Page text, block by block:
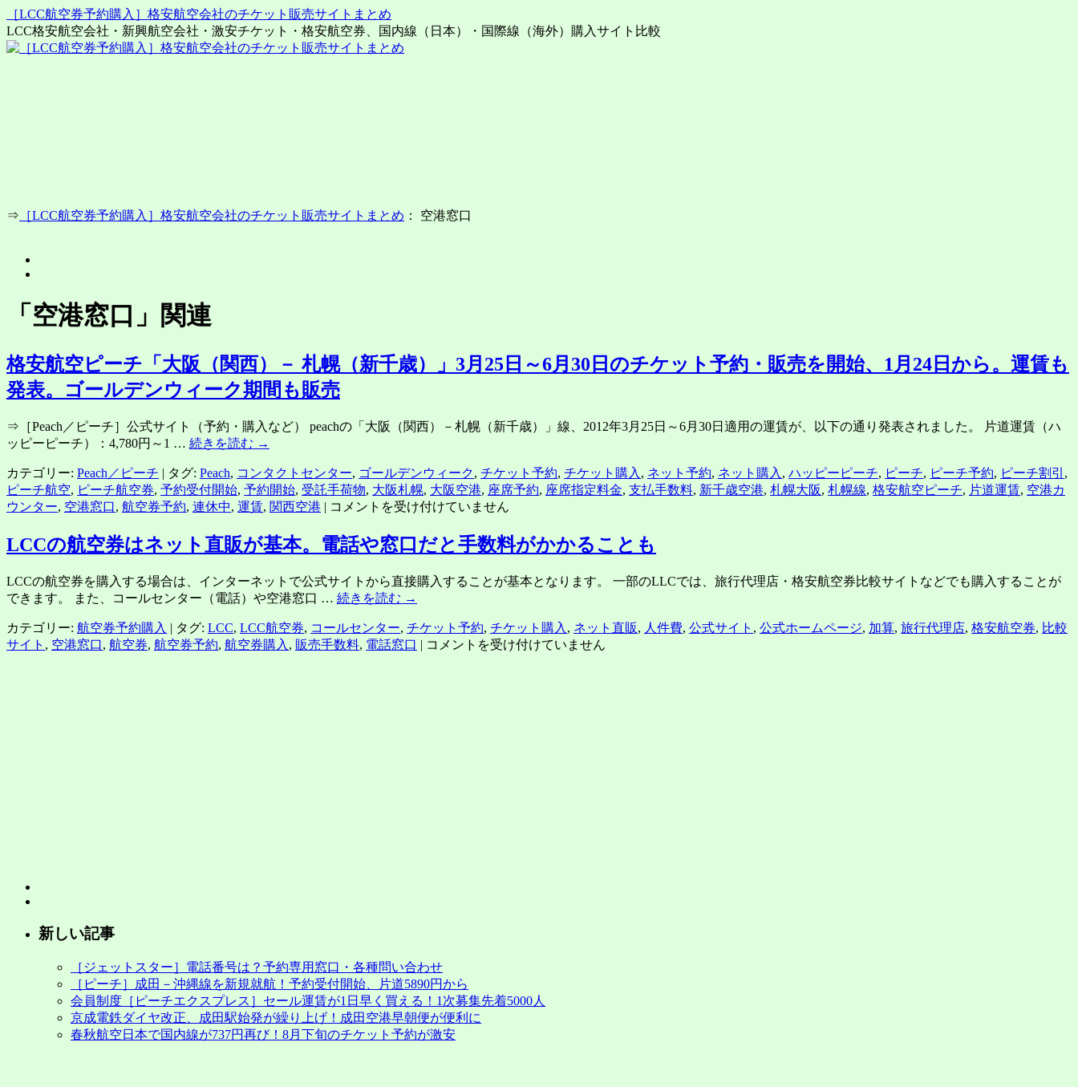
［LCC航空券予約購入］格安航空会社のチケット販売サイトまとめ
LCC格安航空会社・新興航空会社・激安チケット・格安航空券、国内線（日本）・国際線（海外）購入サイト比較
プ
⇒ ［LCC航空券予約購入］格安航空会社のチケット販売サイトまとめ ： 空港窓口
「 空港窓口 」関連
格安航空ピーチ「大阪（関西）－ 札幌（新千歳）」3月25日～6月30日のチケット予約・販売を開始、1月24日から。運賃も
発表。ゴールデンウィーク期間も販売
⇒［Peach／ピーチ］公式サイト（予約・購入など） peachの「大阪（関西）－札幌（新千歳）」線、2012年3月25日～6月30日適用の運賃が、以下の通り発表されました。 片道運賃（ハ
ッピーピーチ）：4,780円～1 … 続きを読む →
カテゴリー: Peach／ピーチ | タグ: Peach, コンタクトセンター, ゴールデンウィーク, チケット予約, チケット購入 , ネット予約, ネット購入 , ハッピーピーチ, ピーチ, ピーチ予約, ピーチ割引 ,
ピーチ航空, ピーチ航空券, 予約受付開始, 予約開始, 受託手荷物, 大阪札幌, 大阪空港, 座席予約, 座席指定料金, 支払手数料, 新千歳空港, 札幌大阪, 札幌線, 格安航空ピーチ, 片道運賃, 空港カ
ウンター, 空港窓口, 航空券予約, 連休中, 運賃, 関西空港 | 格
航
空
ピ
ー
チ
「大
阪
ケ
ッ
ト
予
約・
コメントを受け付けていません
LCCの航空券はネット直販が基本。電話や窓口だと手数料がかかることも
LCCの航空券を購入する場合は、インターネットで公式サイトから直接購入することが基本となります。 一部のLLCでは、旅行代理店・格安航空券比較サイトなどでも購入することが
できます。 また、コールセンター（電話）や空港窓口 … 続きを読む →
カテゴリー: 航空券予約購入 | タグ: LCC, LCC航空券, コールセンター, チケット予約, チケット購入 , ネット直販, 人件費, 公式サイト , 公式ホームページ, 加算, 旅行代理店, 格安航空券, 比較
サイト , 空港窓口, 航空券, 航空券予約, 航空券購入 , 販売手数料, 電話窓口 | LCC
だ
と
手
数
料
コメントを受け付けていません
新しい記事
［ジェットスター］電話番号は？予約専用窓口・各種問い合わせ
［ピーチ］成田－沖縄線を新規就航！予約受付開始、片道5890円から
会員制度［ピーチエクスプレス］セール運賃が1日早く買える！1次募集先着5000人
京成電鉄ダイヤ改正、成田駅始発が繰り上げ！成田空港早朝便が便利に
春秋航空日本で国内線が737円再び！8月下旬のチケット予約が激安